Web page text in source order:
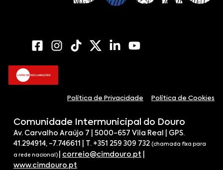
Política de Privacidade Política de Cookies
Comunidade Intermunicipal do Douro
Av. Carvalho Araújo 7 | 5000-657 Vila Real | GPS.
41.294914, -7.746611 | T. +351 259 309 732 (chamada fixa para
a rede nacional) correio@cimdouro.pt
www.cimdouro.pt